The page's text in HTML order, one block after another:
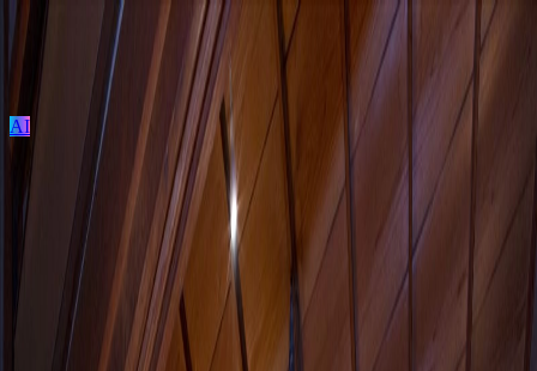
AI
ログイン / 新規登録
プロジェクト投稿
建築を探す
建材を探す
家具を探す
メーカーを探す